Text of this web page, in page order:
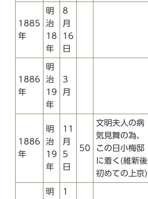
1885
年
明
治
18
年
8
月
16
日
1886
年
明
治
19
年
3
月
1886
年
明
治
19
年
11
月
5
日
50
文明夫人の病
気見舞の為、
この日小梅邸
に着く(維新後
初めての上京)
明
1